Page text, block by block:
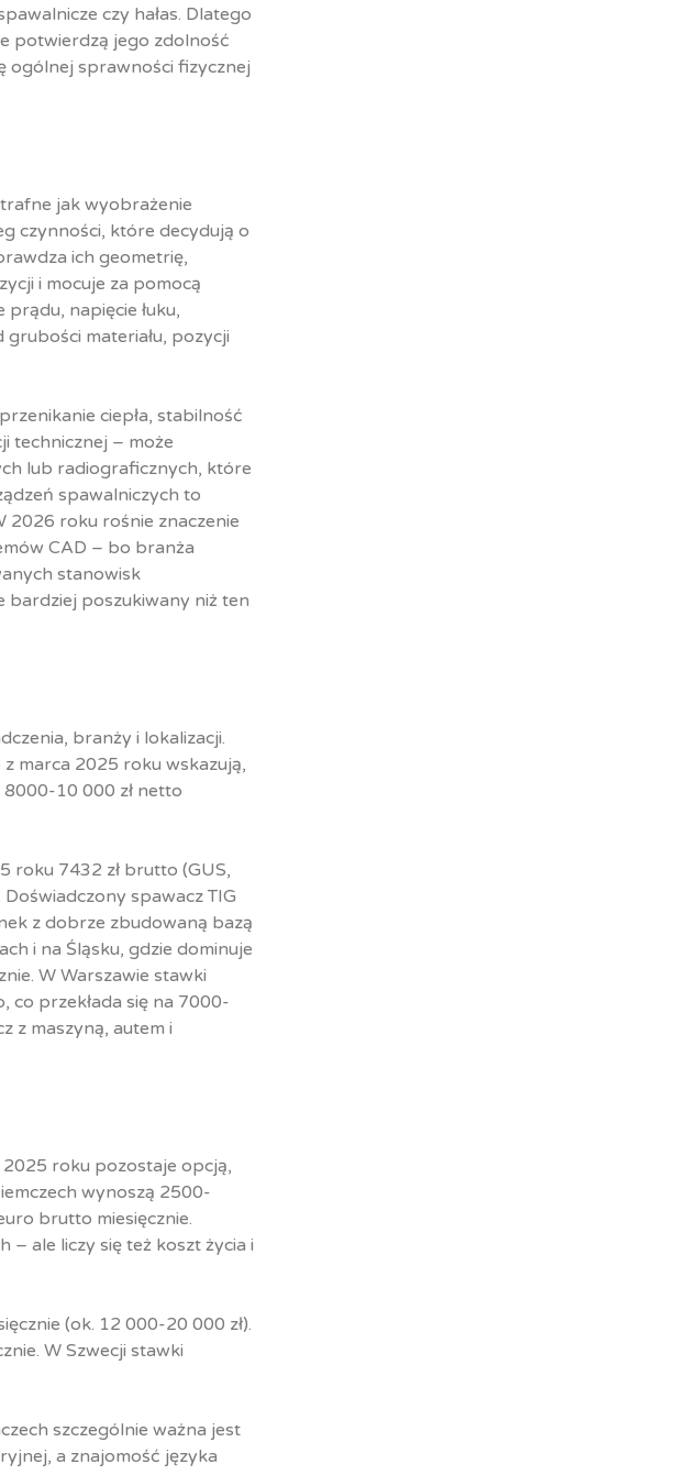
czy hałas. Dlatego
potwierdzą jego zdolność
ogólnej sprawności fizycznej
jak wyobrażenie
czynności, które decydują o
ich geometrię,
i mocuje za pomocą
napięcie łuku,
materiału, pozycji
ciepła, stabilność
technicznej – może
lub radiograficznych, które
spawalniczych to
roku rośnie znaczenie
CAD – bo branża
stanowisk
poszukiwany niż ten
branży i lokalizacji.
marca 2025 roku wskazują,
10 000 zł netto
roku 7432 zł brutto (GUS,
spawacz TIG
z dobrze zbudowaną bazą
i na Śląsku, gdzie dominuje
W Warszawie stawki
co przekłada się na 7000-
z maszyną, autem i
roku pozostaje opcją,
wynoszą 2500-
brutto miesięcznie.
– ale liczy się też koszt życia i
(ok. 12 000-20 000 zł).
W Szwecji stawki
szczególnie ważna jest
a znajomość języka